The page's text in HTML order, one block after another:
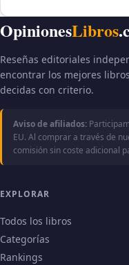
OpinionesLibros
Reseñas editoriales
encontrar los mejores
decidas con criterio.
Aviso de afiliados:
EU. Al comprar a través de
comisión sin coste adicional
EXPLORAR
Todos los libros
Categorías
Rankings